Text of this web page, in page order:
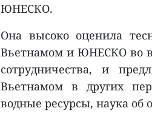
ЮНЕСКО.
Она высоко оценила
Вьетнамом и ЮНЕСКО во
сотрудничества, и
Вьетнамом в других
водные ресурсы, наука об